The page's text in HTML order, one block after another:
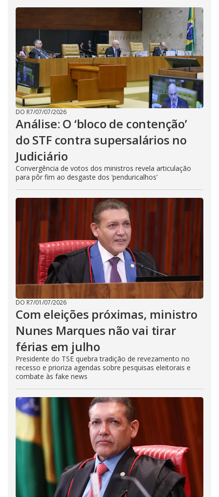
DO R7/07/07/2026
Análise: O ‘bloco de contenção’
do STF contra supersalários no
Judiciário
Convergência de votos dos ministros revela articulação
para pôr fim ao desgaste dos ‘penduricalhos’
DO R7/01/07/2026
Com eleições próximas, ministro
Nunes Marques não vai tirar
férias em julho
Presidente do TSE quebra tradição de revezamento no
recesso e prioriza agendas sobre pesquisas eleitorais e
combate às fake news